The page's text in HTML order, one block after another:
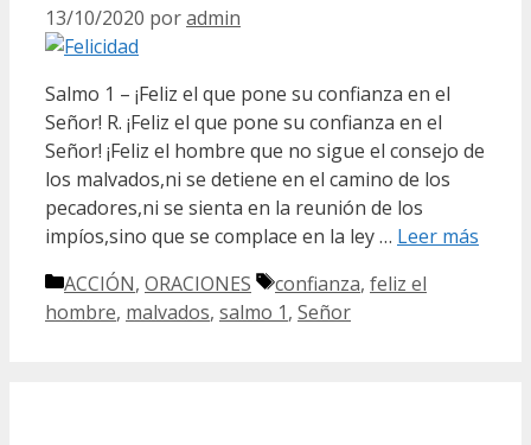
13/10/2020 poradmin
Salmo 1 – ¡Feliz el que pone su confianza en el
Señor! R. ¡Feliz el que pone su confianza en el
Señor! ¡Feliz el hombre que no sigue el consejo de
los malvados,ni se detiene en el camino de los
pecadores,ni se sienta en la reunión de los
impíos,sino que se complace en la ley … Leer más
Categorías
ACCIÓN, ORACIONES Etiquetas
confianza, feliz el
hombre, malvados, salmo 1, Señor